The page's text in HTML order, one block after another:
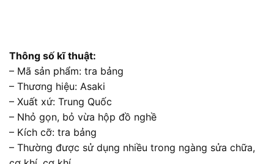
Thông số kĩ thuật:
– Mã sản phẩm: tra bảng
– Thương hiệu: Asaki
– Xuất xứ: Trung Quốc
– Nhỏ gọn, bỏ vừa hộp đồ nghề
– Kích cỡ: tra bảng
– Thường được sử dụng nhiều trong ngàng sửa chữa,